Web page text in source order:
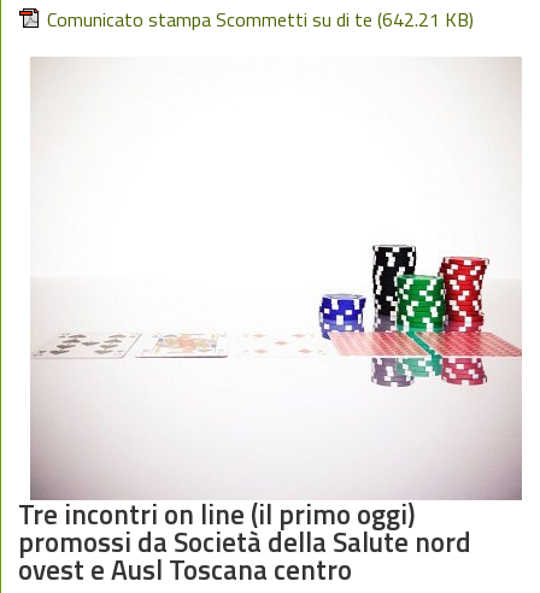
Comunicato stampa Scommetti su di te (642.21 KB)
Tre incontri on line (il primo oggi)
promossi da Società della Salute nord
ovest e Ausl Toscana centro